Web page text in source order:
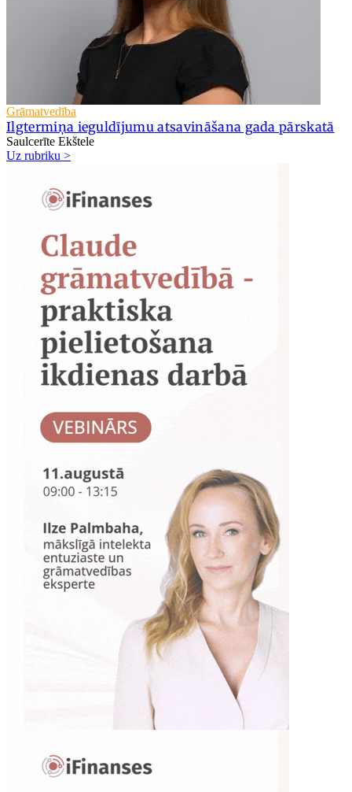
Grāmatvedība
Ilgtermiņa ieguldījumu atsavināšana gada pārskatā
Saulcerīte Ekštele
Uz rubriku >